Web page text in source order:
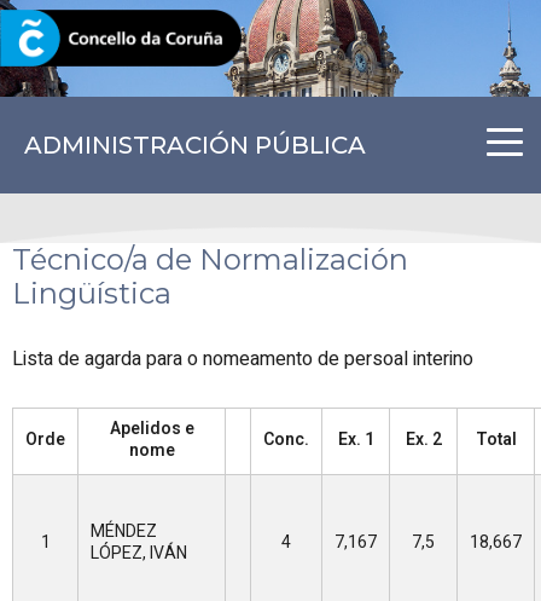
ADMINISTRACIÓN PÚBLICA
CORUNA.GAL
Técnico/a de Normalización
Lingüística
Lista de agarda para o nomeamento de persoal interino
Orde
Apelidos e
nome
Conc. Ex. 1 Ex. 2 Total
1
MÉNDEZ
LÓPEZ, IVÁN
4 7,167 7,5 18,667